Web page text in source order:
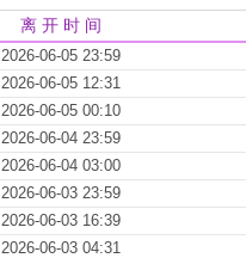
离 开 时 间
2026-06-05 23:59
2026-06-05 12:31
2026-06-05 00:10
2026-06-04 23:59
2026-06-04 03:00
2026-06-03 23:59
2026-06-03 16:39
2026-06-03 04:31